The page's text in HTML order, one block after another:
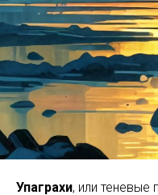
Упаграхи, или